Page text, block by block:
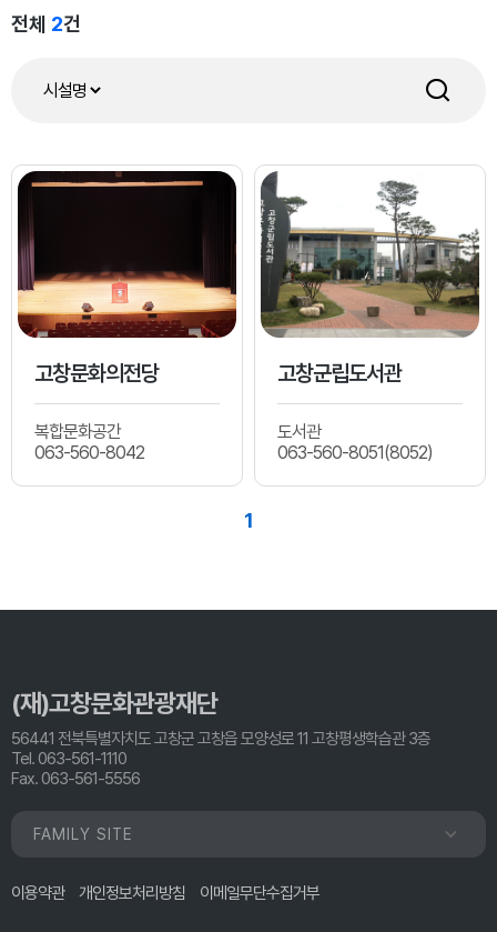
전체 2건
고창문화의전당
복합문화공간
063-560-8042
고창군립도서관
도서관
063-560-8051(8052)
1
(재)고창문화관광재단
56441 전북특별자치도 고창군 고창읍 모양성로 11 고창평생학습관 3층
Tel. 063-561-1110
Fax. 063-561-5556
FAMILY SITE
이용약관 개인정보처리방침 이메일무단수집거부